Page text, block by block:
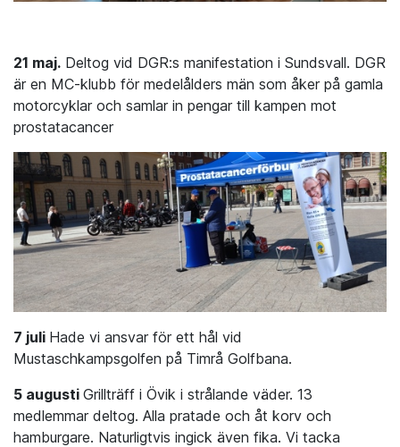
21 maj. Deltog vid DGR:s manifestation i Sundsvall. DGR
är en MC-klubb för medelålders män som åker på gamla
motorcyklar och samlar in pengar till kampen mot
prostatacancer
7 juli Hade vi ansvar för ett hål vid
Mustaschkampsgolfen på Timrå Golfbana.
5 augusti Grillträff i Övik i strålande väder. 13
medlemmar deltog. Alla pratade och åt korv och
hamburgare. Naturligtvis ingick även fika. Vi tacka